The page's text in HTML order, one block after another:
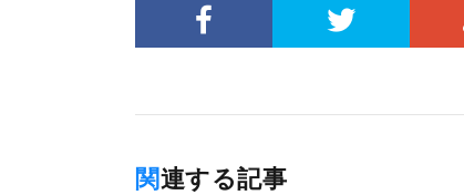
関連する記事